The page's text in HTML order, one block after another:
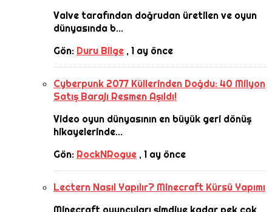
Valve tarafından doğrudan üretilen ve oyun
dünyasında b...
Gön: Duru Bilge ,1 ay önce
Cyberpunk 2077 Küllerinden Doğdu: 40 Milyon
Satış Barajı Resmen Aşıldı!
Video oyun dünyasının en büyük geri dönüş
hikayelerinde...
Gön: RockNRogue ,1 ay önce
Lectern Nasıl Yapılır? Minecraft Kürsü Yapımı